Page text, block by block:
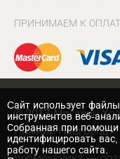
ПРИНИМАЕМ К
© 2017 Магазин
Нижний Новгород
Cайт использует
инструментов веб-
Собранная при
идентифицировать
работу нашего сайта.